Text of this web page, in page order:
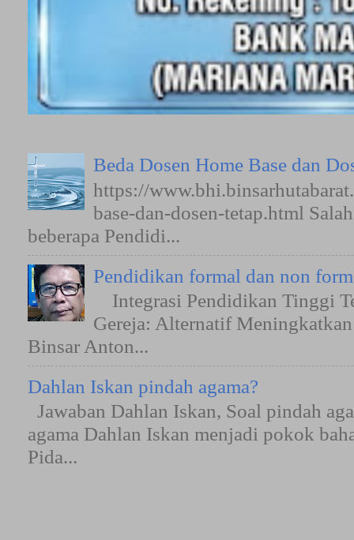
Beda Dosen Home Base dan
https://
base-dan-dosen-tetap.html
beberapa Pendidi...
Pendidikan formal dan non
Integrasi Pendidikan Tinggi
Gereja: Alternatif
Binsar Anton...
Dahlan Iskan pindah agama?
Jawaban Dahlan Iskan, Soal pindah
agama Dahlan Iskan menjadi pokok
Pida...